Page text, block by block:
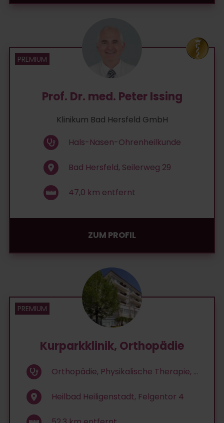
Prof. Dr. med. Peter Issing
Klinikum Bad Hersfeld GmbH
Hals-Nasen-Ohrenheilkunde
Bad Hersfeld, Seilerweg 29
47,0 km entfernt
ZUM PROFIL
Kurparkklinik, Orthopädie
Orthopädie, Physikalische Therapie, ...
Heilbad Heiligenstadt, Felgentor 4